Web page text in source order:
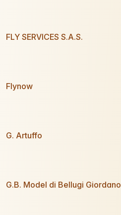
FLY SERVICES S.A.S.
Flynow
G. Artuffo
G.B. Model di Bellugi Giordano